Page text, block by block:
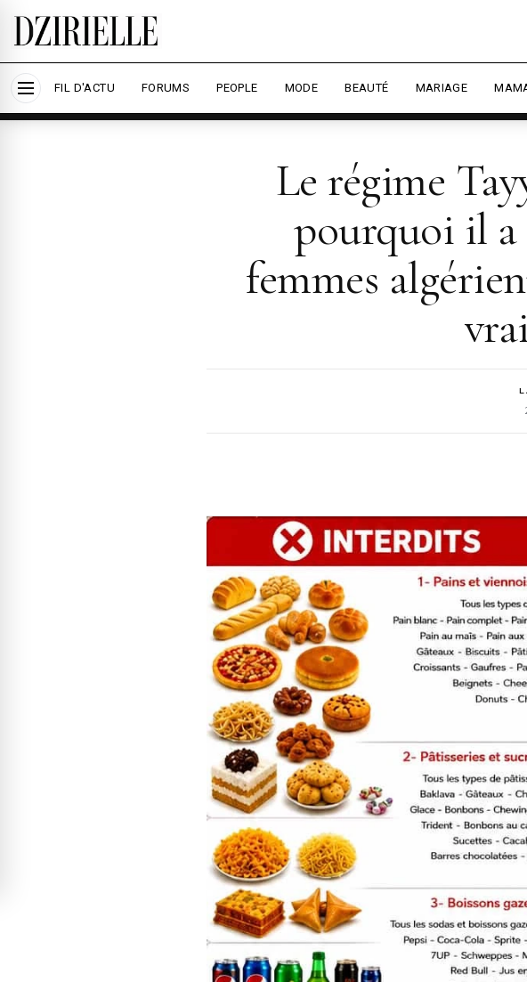
Nous utilisons des cookies pour améliorer votre expérience et
Accepter tout Personnaliser
FIL D'ACTU FORUMS PEOPLE MODE BEAUTÉ MARIAGE
Le régime
pourquoi il a
femmes